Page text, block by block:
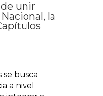
unir
la
se busca
a nivel